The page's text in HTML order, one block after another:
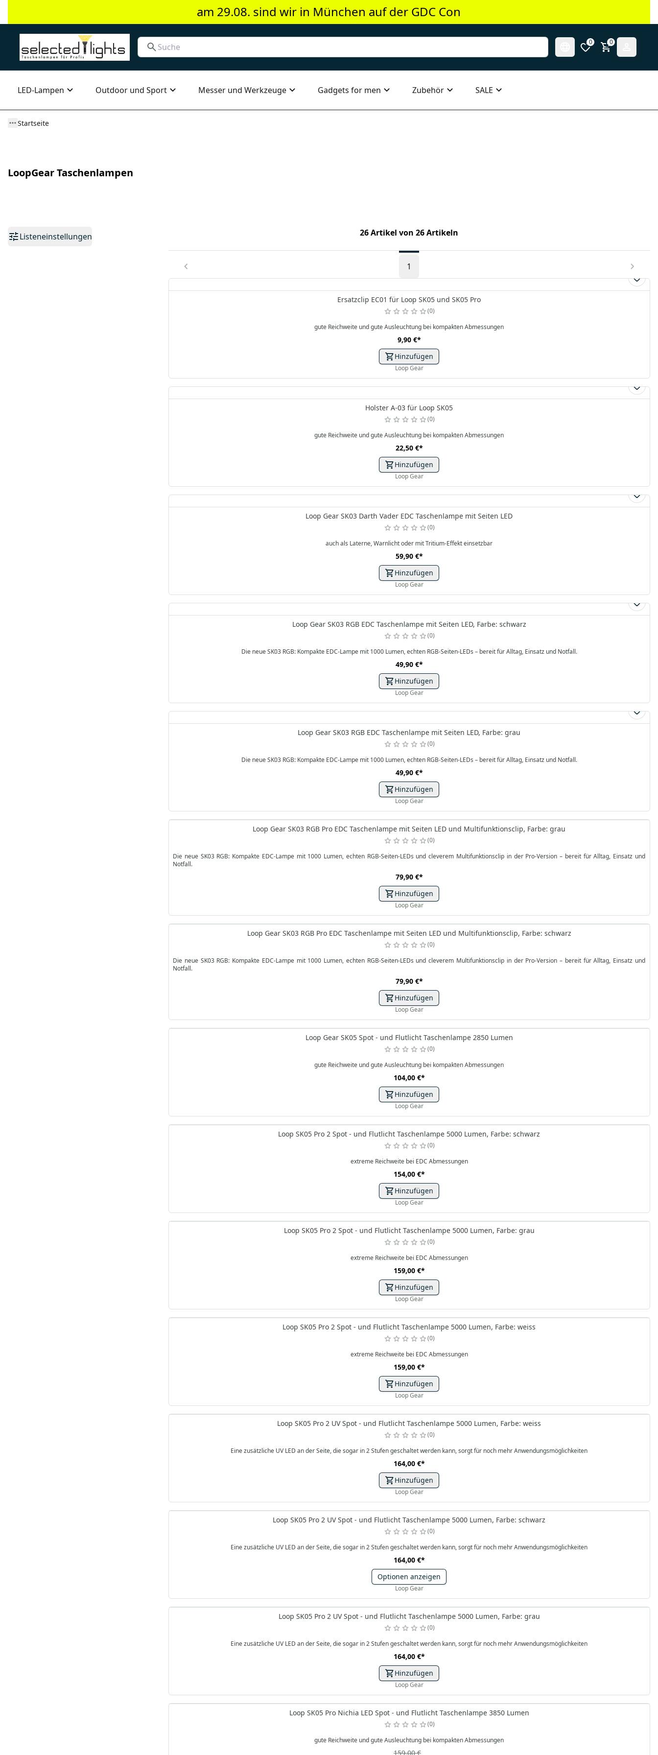
am 29.08. sind wir in München auf der GDC Con
0 0
LED-Lampen Outdoor und Sport Messer und Werkzeuge Gadgets for men Zubehör SALE
Startseite
LoopGear Taschenlampen
Listeneinstellungen 26 Artikel von 26 Artikeln
1
Ersatzclip EC01 für Loop SK05 und SK05 Pro
0
gute Reichweite und gute Ausleuchtung bei kompakten Abmessungen
9,90 €*
Hinzufügen
Loop Gear
Holster A-03 für Loop SK05
0
gute Reichweite und gute Ausleuchtung bei kompakten Abmessungen
22,50 €*
Hinzufügen
Loop Gear
Loop Gear SK03 Darth Vader EDC Taschenlampe mit Seiten LED
0
auch als Laterne, Warnlicht oder mit Tritium-Effekt einsetzbar
59,90 €*
Hinzufügen
Loop Gear
Loop Gear SK03 RGB EDC Taschenlampe mit Seiten LED, Farbe: schwarz
0
Die neue SK03 RGB: Kompakte EDC-Lampe mit 1000 Lumen, echten RGB-Seiten-LEDs – bereit für Alltag, Einsatz und Notfall.
49,90 €*
Hinzufügen
Loop Gear
Loop Gear SK03 RGB EDC Taschenlampe mit Seiten LED, Farbe: grau
0
Die neue SK03 RGB: Kompakte EDC-Lampe mit 1000 Lumen, echten RGB-Seiten-LEDs – bereit für Alltag, Einsatz und Notfall.
49,90 €*
Hinzufügen
Loop Gear
Loop Gear SK03 RGB Pro EDC Taschenlampe mit Seiten LED und Multifunktionsclip, Farbe: grau
0
Die neue SK03 RGB: Kompakte EDC-Lampe mit 1000 Lumen, echten RGB-Seiten-LEDs und cleverem Multifunktionsclip in der Pro-Version – bereit für Alltag, Einsatz und
Notfall.
79,90 €*
Hinzufügen
Loop Gear
Loop Gear SK03 RGB Pro EDC Taschenlampe mit Seiten LED und Multifunktionsclip, Farbe: schwarz
0
Die neue SK03 RGB: Kompakte EDC-Lampe mit 1000 Lumen, echten RGB-Seiten-LEDs und cleverem Multifunktionsclip in der Pro-Version – bereit für Alltag, Einsatz und
Notfall.
79,90 €*
Hinzufügen
Loop Gear
Loop Gear SK05 Spot - und Flutlicht Taschenlampe 2850 Lumen
0
gute Reichweite und gute Ausleuchtung bei kompakten Abmessungen
104,00 €*
Hinzufügen
Loop Gear
Loop SK05 Pro 2 Spot - und Flutlicht Taschenlampe 5000 Lumen, Farbe: schwarz
0
extreme Reichweite bei EDC Abmessungen
154,00 €*
Hinzufügen
Loop Gear
Loop SK05 Pro 2 Spot - und Flutlicht Taschenlampe 5000 Lumen, Farbe: grau
0
extreme Reichweite bei EDC Abmessungen
159,00 €*
Hinzufügen
Loop Gear
Loop SK05 Pro 2 Spot - und Flutlicht Taschenlampe 5000 Lumen, Farbe: weiss
0
extreme Reichweite bei EDC Abmessungen
159,00 €*
Hinzufügen
Loop Gear
Loop SK05 Pro 2 UV Spot - und Flutlicht Taschenlampe 5000 Lumen, Farbe: weiss
0
Eine zusätzliche UV LED an der Seite, die sogar in 2 Stufen geschaltet werden kann, sorgt für noch mehr Anwendungsmöglichkeiten
164,00 €*
Hinzufügen
Loop Gear
Loop SK05 Pro 2 UV Spot - und Flutlicht Taschenlampe 5000 Lumen, Farbe: schwarz
0
Eine zusätzliche UV LED an der Seite, die sogar in 2 Stufen geschaltet werden kann, sorgt für noch mehr Anwendungsmöglichkeiten
164,00 €*
Optionen anzeigen
Loop Gear
Loop SK05 Pro 2 UV Spot - und Flutlicht Taschenlampe 5000 Lumen, Farbe: grau
0
Eine zusätzliche UV LED an der Seite, die sogar in 2 Stufen geschaltet werden kann, sorgt für noch mehr Anwendungsmöglichkeiten
164,00 €*
Hinzufügen
Loop Gear
Loop SK05 Pro Nichia LED Spot - und Flutlicht Taschenlampe 3850 Lumen
0
gute Reichweite und gute Ausleuchtung bei kompakten Abmessungen
159,00 €